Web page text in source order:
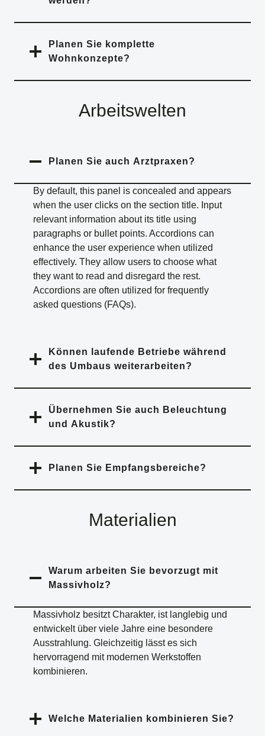
Planen Sie komplette
Wohnkonzepte?
Arbeitswelten
Planen Sie auch Arztpraxen?
By default, this panel is concealed and appears
when the user clicks on the section title. Input
relevant information about its title using
paragraphs or bullet points. Accordions can
enhance the user experience when utilized
effectively. They allow users to choose what
they want to read and disregard the rest.
Accordions are often utilized for frequently
asked questions (FAQs).
Können laufende Betriebe während
des Umbaus weiterarbeiten?
Übernehmen Sie auch Beleuchtung
und Akustik?
Planen Sie Empfangsbereiche?
Materialien
Warum arbeiten Sie bevorzugt mit
Massivholz?
Massivholz besitzt Charakter, ist langlebig und
entwickelt über viele Jahre eine besondere
Ausstrahlung. Gleichzeitig lässt es sich
hervorragend mit modernen Werkstoffen
kombinieren.
Welche Materialien kombinieren Sie?